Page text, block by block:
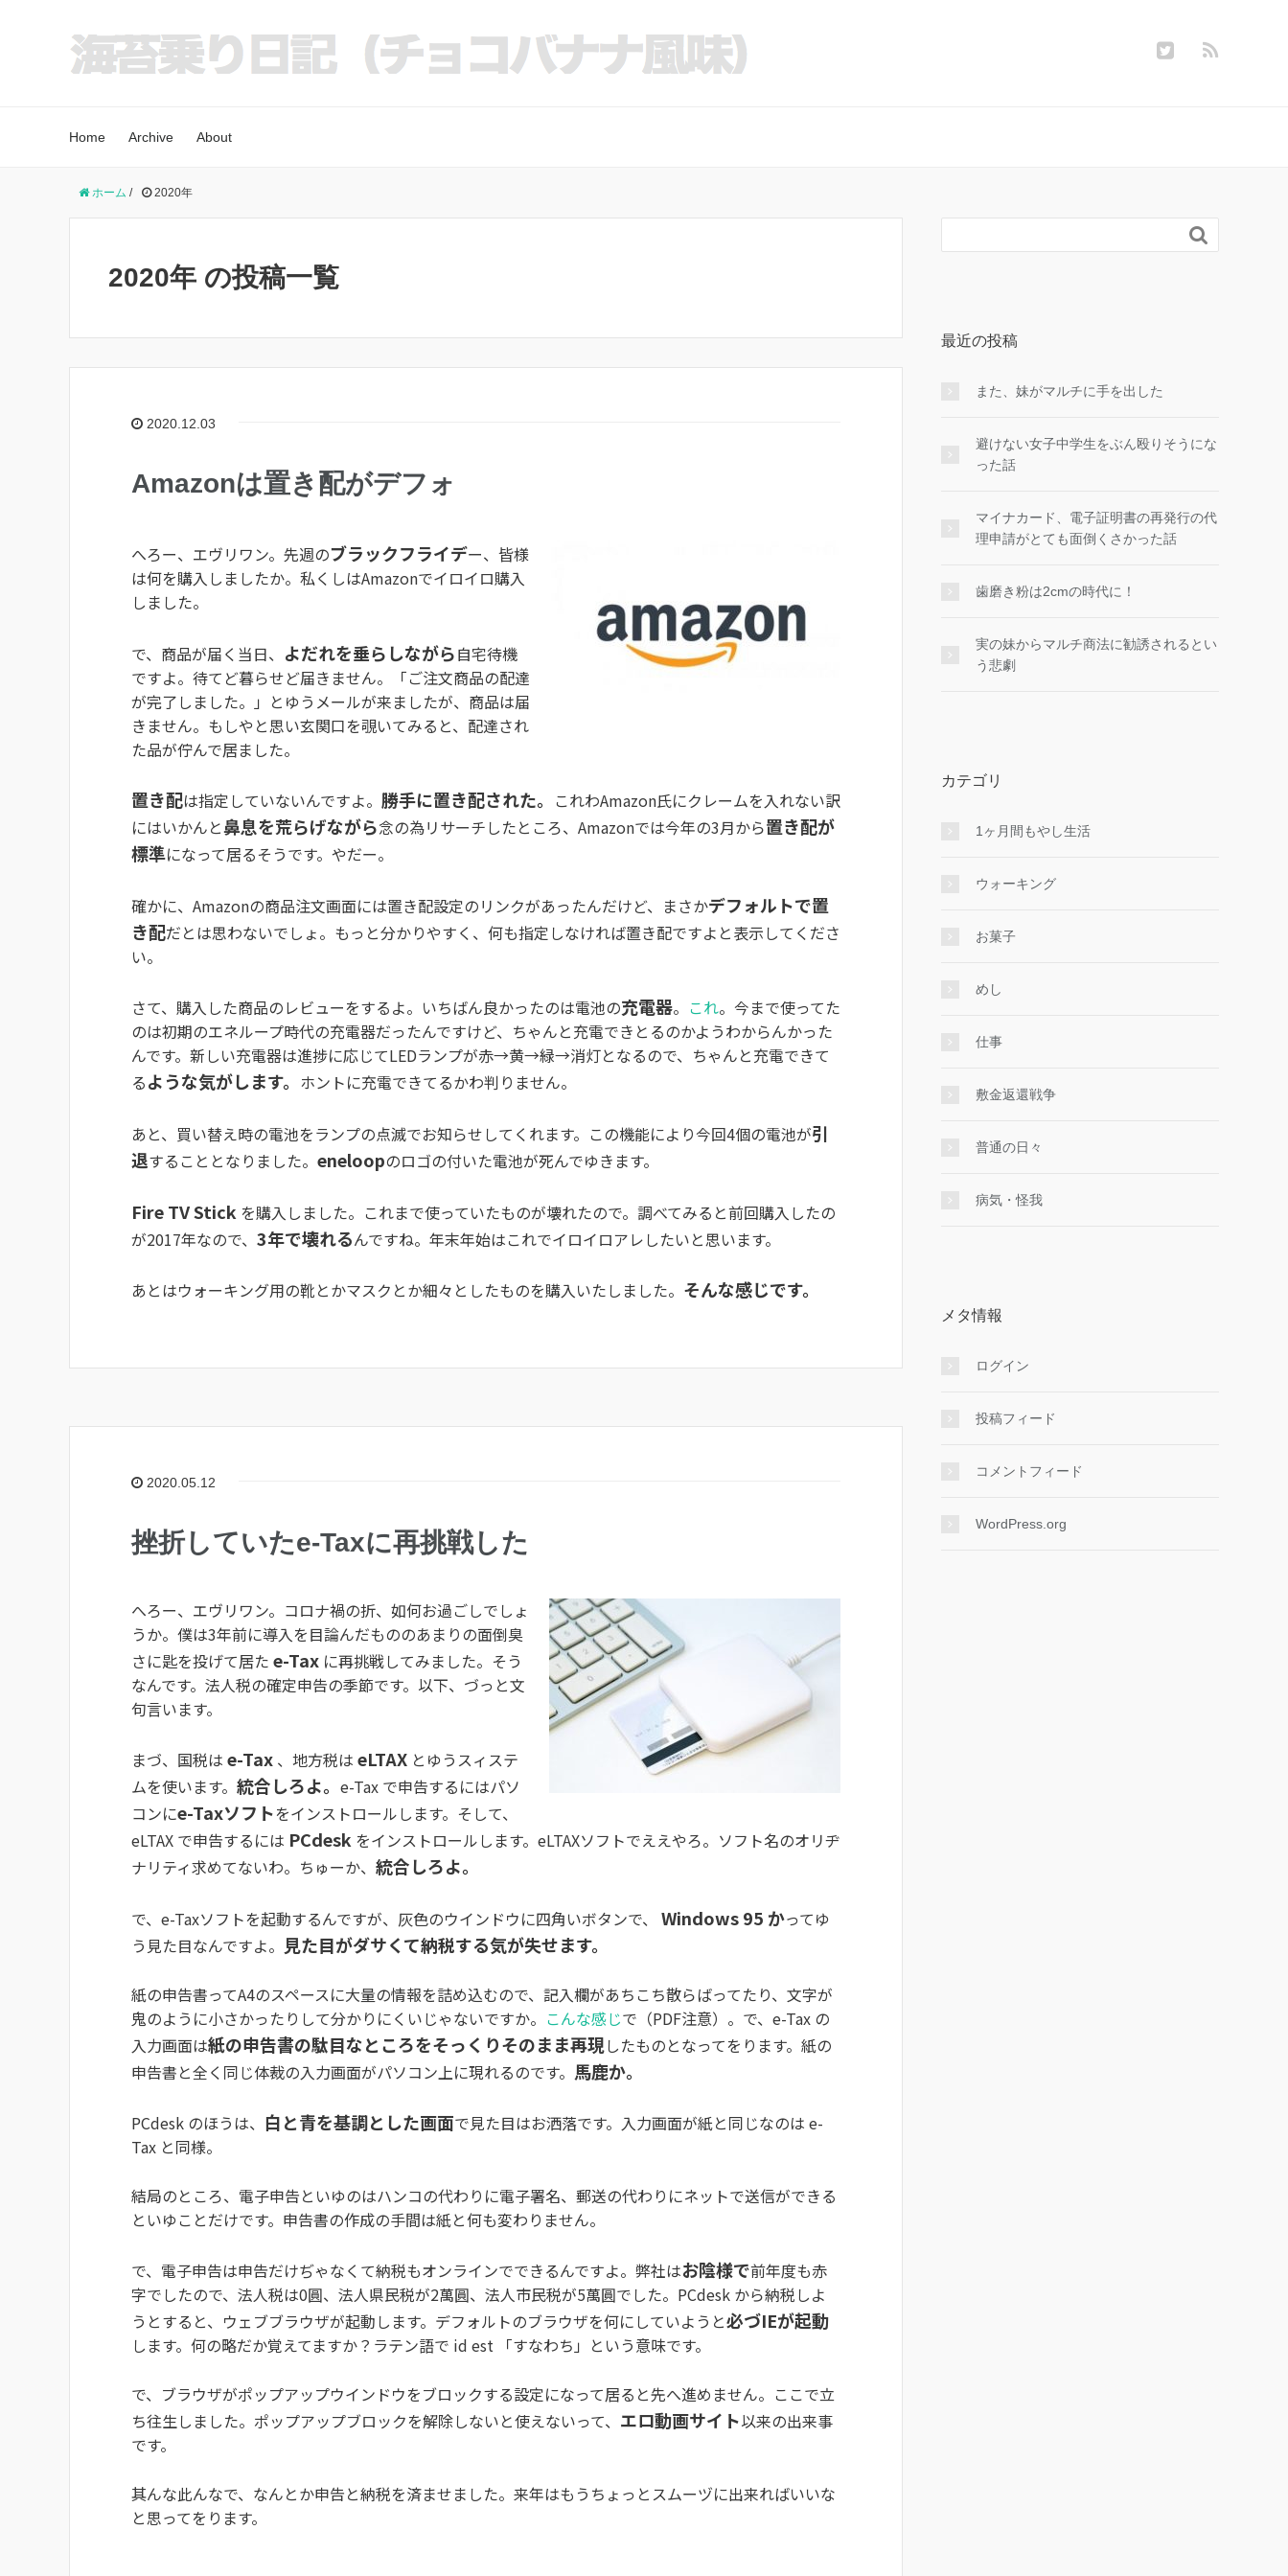
Home Archive About
ホーム / 2020年
2020年 の投稿一覧
2020.12.03
Amazonは置き配がデフォ
へろー、エヴリワン。先週のブラックフライデー、皆様
は何を購入しましたか。私くしはAmazonでイロイロ購入
しました。
で、商品が届く当日、 よだれを垂らしながら自宅待機
ですよ。待てど暮らせど届きません。「ご注文商品の配達
が完了しました。」とゆうメールが来ましたが、商品は届
きません。もしやと思い玄関口を覗いてみると、配達され
た品が佇んで居ました。
置き配は指定していないんですよ。 勝手に置き配された。 これわAmazon氏にクレームを入れない訳
にはいかんと鼻息を荒らげながら念の為リサーチしたところ、Amazonでは今年の3月から置き配が
標準になって居るそうです。やだー。
確かに、Amazonの商品注文画面には置き配設定のリンクがあったんだけど、まさかデフォルトで置
き配だとは思わないでしょ。もっと分かりやすく、何も指定しなければ置き配ですよと表示してくださ
い。
さて、購入した商品のレビューをするよ。いちばん良かったのは電池の充電器。 これ。今まで使ってた
のは初期のエネループ時代の充電器だったんですけど、ちゃんと充電できとるのかようわからんかった
んです。新しい充電器は進捗に応じてLEDランプが赤→黄→緑→消灯となるので、ちゃんと充電できて
るような気がします。 ホントに充電できてるかわ判りません。
あと、買い替え時の電池をランプの点滅でお知らせしてくれます。この機能により今回4個の電池が引
退することとなりました。 eneloopのロゴの付いた電池が死んでゆきます。
Fire TV Stick を購入しました。これまで使っていたものが壊れたので。調べてみると前回購入したの
が2017年なので、 3年で壊れるんですね。年末年始はこれでイロイロアレしたいと思います。
あとはウォーキング用の靴とかマスクとか細々としたものを購入いたしました。 そんな感じです。
2020.05.12
挫折していたe-Taxに再挑戦した
へろー、エヴリワン。コロナ禍の折、如何お過ごしでしょ
うか。僕は3年前に導入を目論んだもののあまりの面倒臭
さに匙を投げて居た e-Tax に再挑戦してみました。そう
なんです。法人税の確定申告の季節です。以下、づっと文
句言います。
まづ、国税は e-Tax 、地方税は eLTAX とゆうスィステ
ムを使います。 統合しろよ。 e-Tax で申告するにはパソ
コンにe-Taxソフトをインストロールします。そして、
eLTAX で申告するには PCdesk をインストロールします。eLTAXソフトでええやろ。ソフト名のオリヂ
ナリティ求めてないわ。ちゅーか、 統合しろよ。
で、e-Taxソフトを起動するんですが、灰色のウインドウに四角いボタンで、 Windows 95 かってゆ
う見た目なんですよ。 見た目がダサくて納税する気が失せます。
紙の申告書ってA4のスペースに大量の情報を詰め込むので、記入欄があちこち散らばってたり、文字が
鬼のように小さかったりして分かりにくいじゃないですか。 こんな感じで（PDF注意）。で、e-Tax の
入力画面は紙の申告書の駄目なところをそっくりそのまま再現したものとなってをります。紙の
申告書と全く同じ体裁の入力画面がパソコン上に現れるのです。 馬鹿か。
PCdesk のほうは、 白と青を基調とした画面で見た目はお洒落です。入力画面が紙と同じなのは e-
Tax と同様。
結局のところ、電子申告といゆのはハンコの代わりに電子署名、郵送の代わりにネットで送信ができる
といゆことだけです。申告書の作成の手間は紙と何も変わりません。
で、電子申告は申告だけぢゃなくて納税もオンラインでできるんですよ。弊社はお陰様で前年度も赤
字でしたので、法人税は0圓、法人県民税が2萬圓、法人市民税が5萬圓でした。PCdesk から納税しよ
うとすると、ウェブブラウザが起動します。デフォルトのブラウザを何にしていようと必づIEが起動
します。何の略だか覚えてますか？ラテン語で id est 「すなわち」という意味です。
で、ブラウザがポップアップウインドウをブロックする設定になって居ると先へ進めません。ここで立
ち往生しました。ポップアップブロックを解除しないと使えないって、 エロ動画サイト以来の出来事
です。
其んな此んなで、なんとか申告と納税を済ませました。来年はもうちょっとスムーヅに出来ればいいな
と思ってをります。

最近の投稿
また、妹がマルチに手を出した
避けない女子中学生をぶん殴りそうにな
った話
マイナカード、電子証明書の再発行の代
理申請がとても面倒くさかった話
歯磨き粉は2cmの時代に！
実の妹からマルチ商法に勧誘されるとい
う悲劇
カテゴリ
1ヶ月間もやし生活
ウォーキング
お菓子
めし
仕事
敷金返還戦争
普通の日々
病気・怪我
メタ情報
ログイン
投稿フィード
コメントフィード
WordPress.org